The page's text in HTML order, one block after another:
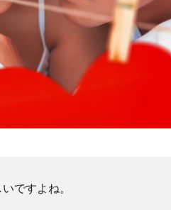
ですよね。